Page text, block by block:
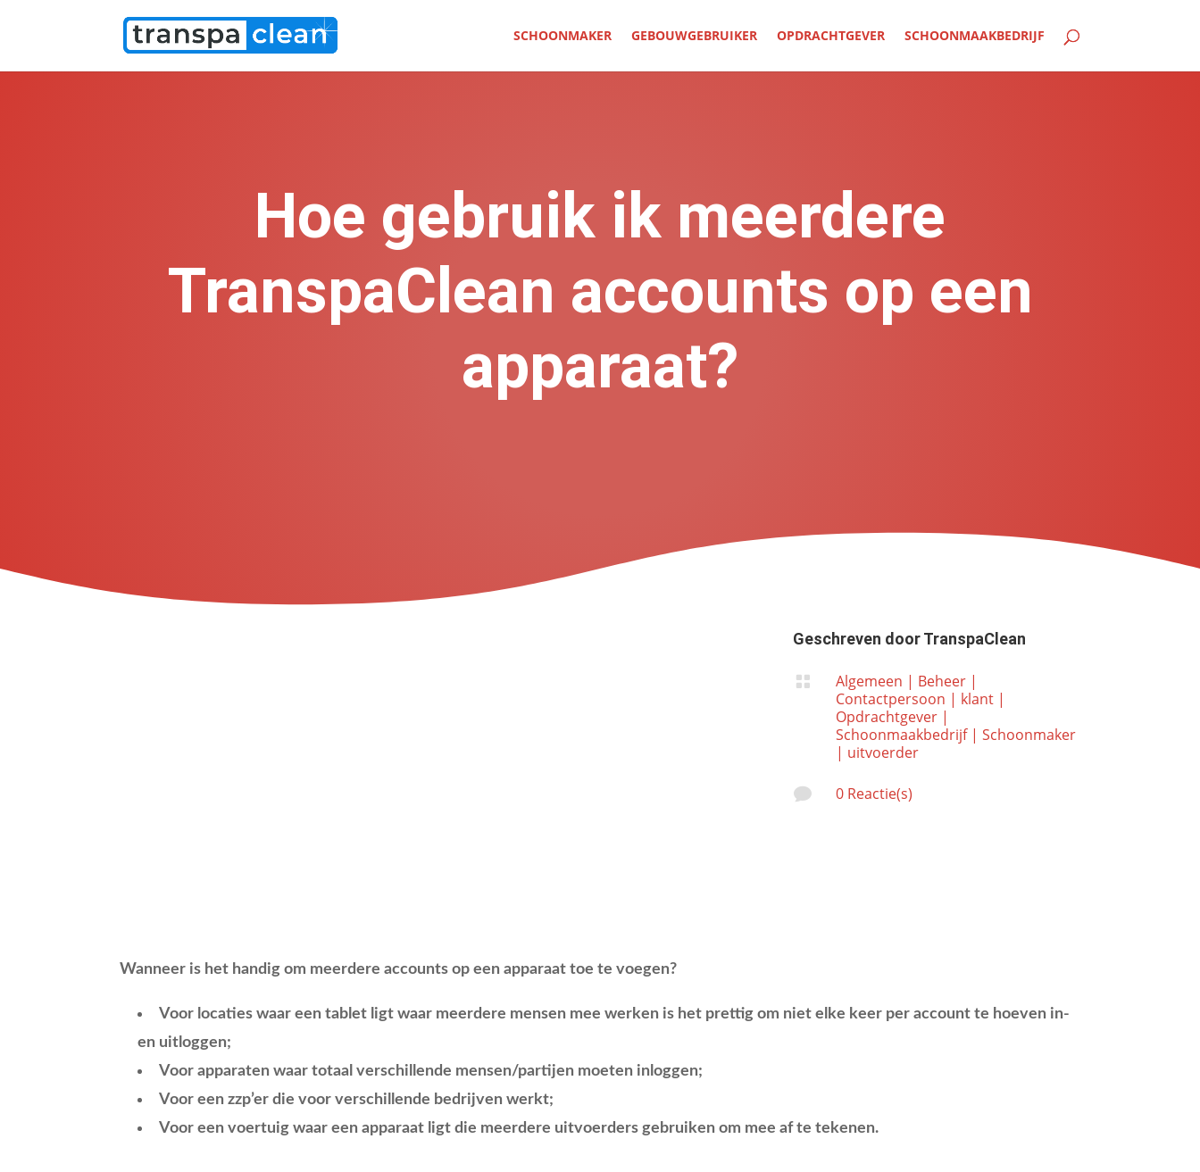
SCHOONMAKER GEBOUWGEBRUIKER OPDRACHTGEVER SCHOONMAAKBEDRIJF
Hoe gebruik ik meerdere
TranspaClean accounts op een
apparaat?
Geschreven doorTranspaClean
 Algemeen | Beheer|
Contactpersoon | klant|
Opdrachtgever|
Schoonmaakbedrijf| Schoonmaker
| uitvoerder
 0 Reactie(s)
Wanneer is het handig om meerdere accounts op een apparaat toe te voegen?
Voor locaties waar een tablet ligt waar meerdere mensen mee werken is het prettig om niet elke keer per account te hoeven in-
en uitloggen;
Voor apparaten waar totaal verschillende mensen/partijen moeten inloggen;
Voor een zzp’er die voor verschillende bedrijven werkt;
Voor een voertuig waar een apparaat ligt die meerdere uitvoerders gebruiken om mee af te tekenen.